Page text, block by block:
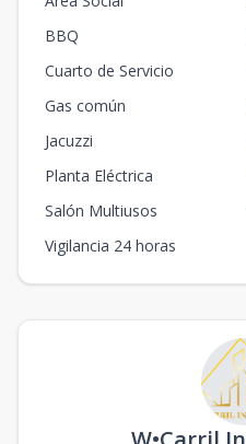
BBQ
Cuarto de Servicio
Gas común
Jacuzzi
Planta Eléctrica
Salón Multiusos
Vigilancia 24 horas